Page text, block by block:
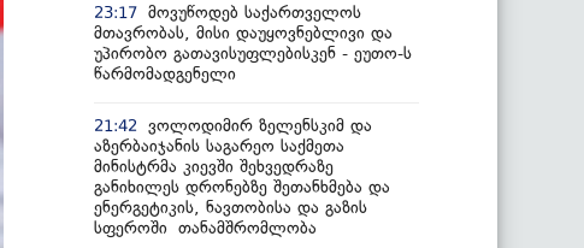
23:17 მოვუწოდებ საქართველოს
მთავრობას, მისი დაუყოვნებლივი და
უპირობო გათავისუფლებისკენ - ეუთო-ს
წარმომადგენელი
21:42
ვოლოდიმირ ზელენსკიმ და
აზერბაიჯანის საგარეო საქმეთა
მინისტრმა კიევში შეხვედრაზე
განიხილეს დრონებზე შეთანხმება და
ენერგეტიკის, ნავთობისა და გაზის
სფეროში თანამშრომლობა